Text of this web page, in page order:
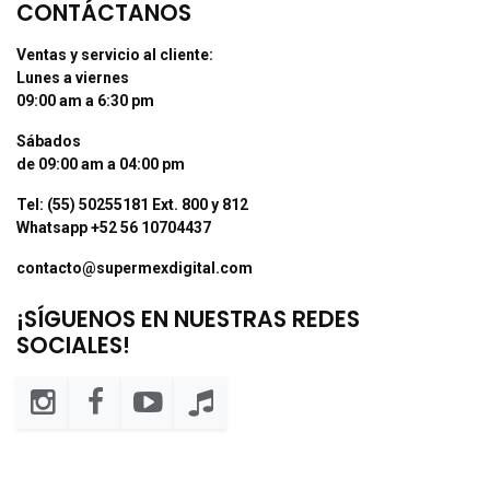
CONTÁCTANOS
Ventas y servicio al cliente:
Lunes a viernes
09:00 am a 6:30 pm
Sábados
de 09:00 am a 04:00 pm
Tel: (55) 50255181 Ext. 800 y 812
Whatsapp +52 56 10704437
contacto@supermexdigital.com
¡SÍGUENOS EN NUESTRAS REDES
SOCIALES!